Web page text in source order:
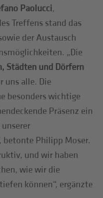
Paolucci,
Treffens stand das
der Austausch
„Die
Städten und Dörfern
uns alle. Die
besonders wichtige
Präsenz ein
betonte Philipp Moser.
und wir haben
wie wir die
können“, ergänzte